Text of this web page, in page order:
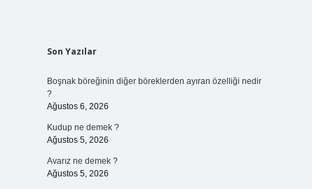
Sidebar
Son Yazılar
Boşnak böreğinin diğer böreklerden ayıran özelliği nedir
?
Ağustos 6, 2026
Kudup ne demek ?
Ağustos 5, 2026
Avarız ne demek ?
Ağustos 5, 2026